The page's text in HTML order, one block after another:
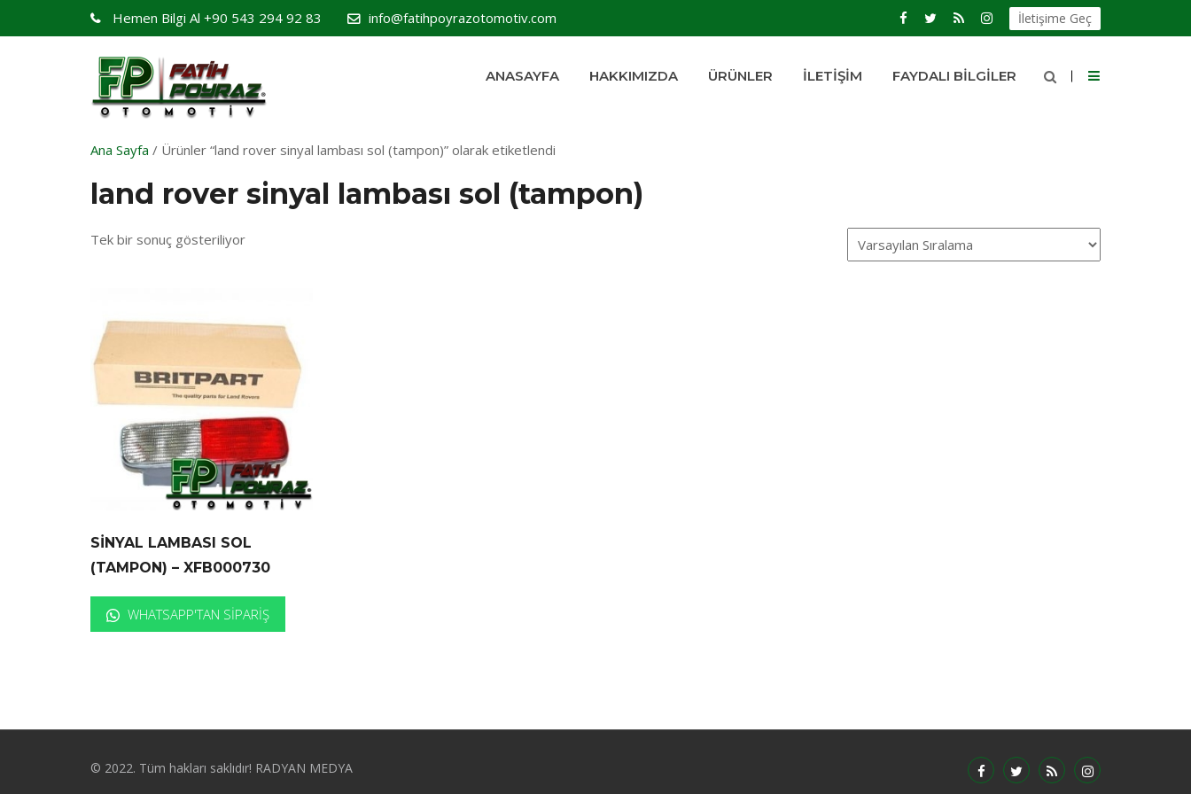
Hemen Bilgi Al +90 543 294 92 83 info@fatihpoyrazotomotiv.com İletişime Geç
ANASAYFA HAKKIMIZDA ÜRÜNLER İLETIŞIM FAYDALI BILGILER
Ana Sayfa / Ürünler “land rover sinyal lambası sol (tampon)” olarak etiketlendi
land rover sinyal lambası sol (tampon)
Tek bir sonuç gösteriliyor
SİNYAL LAMBASI SOL
(TAMPON) – XFB000730
WHATSAPP'TAN SIPARIŞ
© 2022. Tüm hakları saklıdır! RADYAN MEDYA